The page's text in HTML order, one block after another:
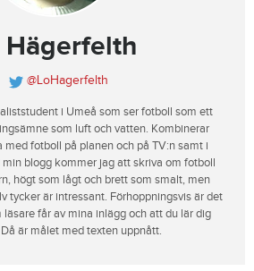
Hägerfelth
@LoHagerfelth
i Umeå som ser fotboll som ett
som luft och vatten. Kombinerar
med fotboll på planen och på TV:n samt i
min blogg kommer jag att skriva om fotboll
högt som lågt och brett som smalt, men
tycker är intressant. Förhoppningsvis är det
läsare får av mina inlägg och att du lär dig
är målet med texten uppnått.